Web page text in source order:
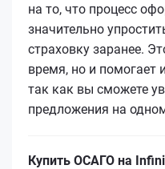
на то, что процесс
значительно
страховку заранее.
время, но и помогает
так как вы сможете
предложения на
Купить ОСАГО на